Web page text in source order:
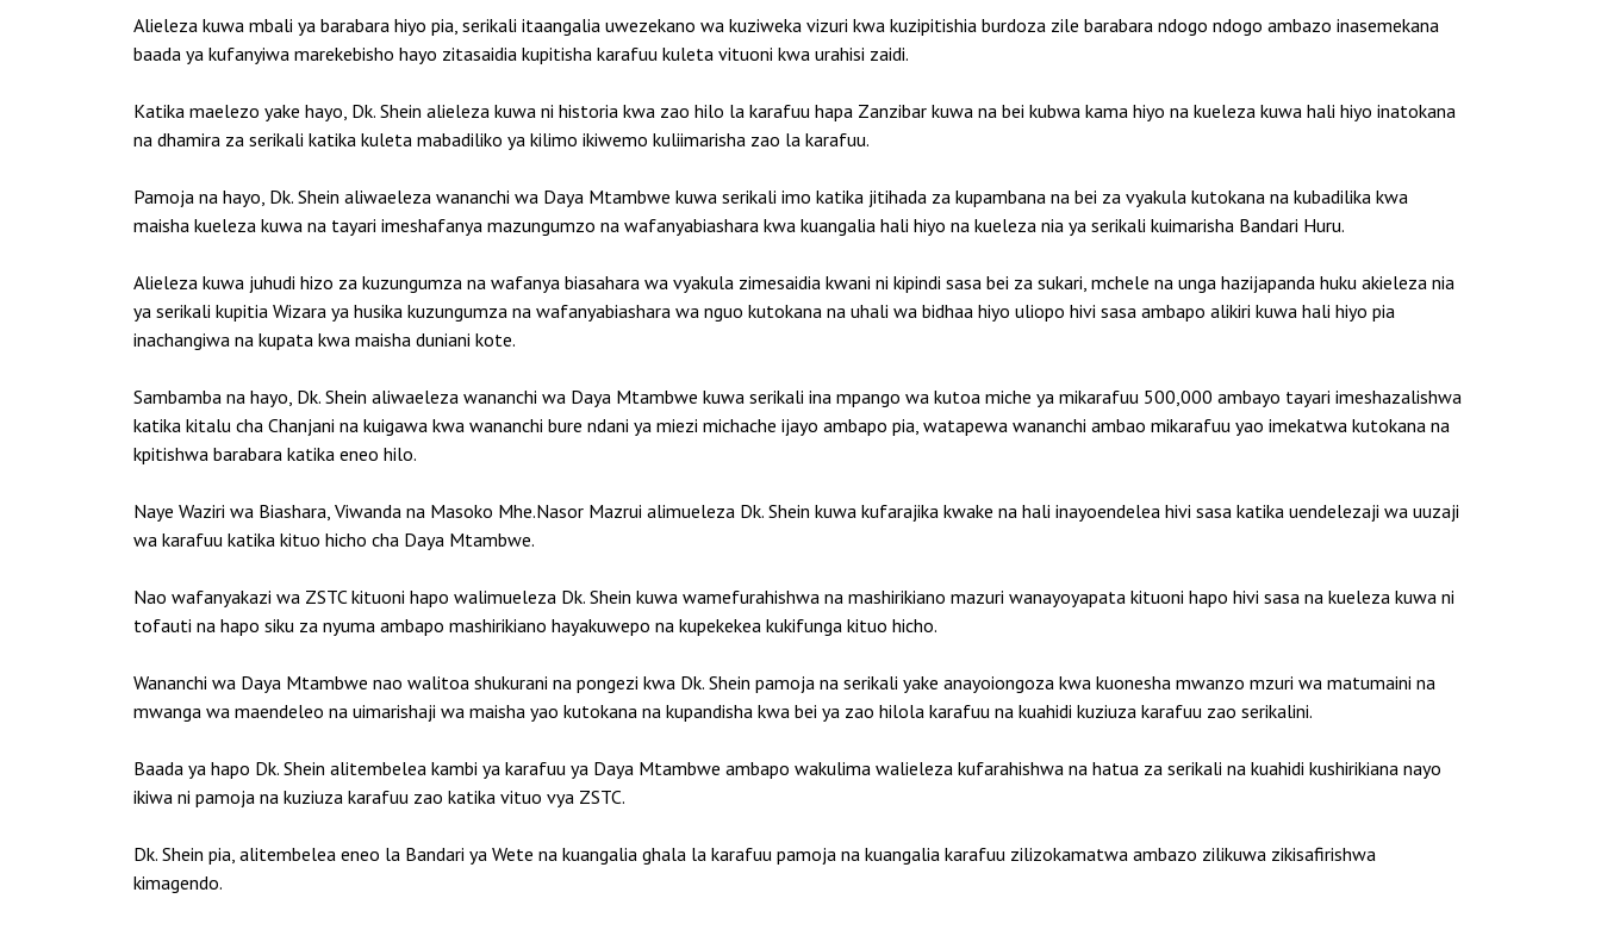
Alieleza kuwa mbali ya barabara hiyo pia, serikali itaangalia uwezekano wa kuziweka vizuri kwa kuzipitishia burdoza zile barabara ndogo ndogo ambazo inasemekana
baada ya kufanyiwa marekebisho hayo zitasaidia kupitisha karafuu kuleta vituoni kwa urahisi zaidi.
Katika maelezo yake hayo, Dk. Shein alieleza kuwa ni historia kwa zao hilo la karafuu hapa Zanzibar kuwa na bei kubwa kama hiyo na kueleza kuwa hali hiyo inatokana
na dhamira za serikali katika kuleta mabadiliko ya kilimo ikiwemo kuliimarisha zao la karafuu.
Pamoja na hayo, Dk. Shein aliwaeleza wananchi wa Daya Mtambwe kuwa serikali imo katika jitihada za kupambana na bei za vyakula kutokana na kubadilika kwa
maisha kueleza kuwa na tayari imeshafanya mazungumzo na wafanyabiashara kwa kuangalia hali hiyo na kueleza nia ya serikali kuimarisha Bandari Huru.
Alieleza kuwa juhudi hizo za kuzungumza na wafanya biasahara wa vyakula zimesaidia kwani ni kipindi sasa bei za sukari, mchele na unga hazijapanda huku akieleza nia
ya serikali kupitia Wizara ya husika kuzungumza na wafanyabiashara wa nguo kutokana na uhali wa bidhaa hiyo uliopo hivi sasa ambapo alikiri kuwa hali hiyo pia
inachangiwa na kupata kwa maisha duniani kote.
Sambamba na hayo, Dk. Shein aliwaeleza wananchi wa Daya Mtambwe kuwa serikali ina mpango wa kutoa miche ya mikarafuu 500,000 ambayo tayari imeshazalishwa
katika kitalu cha Chanjani na kuigawa kwa wananchi bure ndani ya miezi michache ijayo ambapo pia, watapewa wananchi ambao mikarafuu yao imekatwa kutokana na
kpitishwa barabara katika eneo hilo.
Naye Waziri wa Biashara, Viwanda na Masoko Mhe.Nasor Mazrui alimueleza Dk. Shein kuwa kufarajika kwake na hali inayoendelea hivi sasa katika uendelezaji wa uuzaji
wa karafuu katika kituo hicho cha Daya Mtambwe.
Nao wafanyakazi wa ZSTC kituoni hapo walimueleza Dk. Shein kuwa wamefurahishwa na mashirikiano mazuri wanayoyapata kituoni hapo hivi sasa na kueleza kuwa ni
tofauti na hapo siku za nyuma ambapo mashirikiano hayakuwepo na kupekekea kukifunga kituo hicho.
Wananchi wa Daya Mtambwe nao walitoa shukurani na pongezi kwa Dk. Shein pamoja na serikali yake anayoiongoza kwa kuonesha mwanzo mzuri wa matumaini na
mwanga wa maendeleo na uimarishaji wa maisha yao kutokana na kupandisha kwa bei ya zao hilola karafuu na kuahidi kuziuza karafuu zao serikalini.
Baada ya hapo Dk. Shein alitembelea kambi ya karafuu ya Daya Mtambwe ambapo wakulima walieleza kufarahishwa na hatua za serikali na kuahidi kushirikiana nayo
ikiwa ni pamoja na kuziuza karafuu zao katika vituo vya ZSTC.
Dk. Shein pia, alitembelea eneo la Bandari ya Wete na kuangalia ghala la karafuu pamoja na kuangalia karafuu zilizokamatwa ambazo zilikuwa zikisafirishwa
kimagendo.